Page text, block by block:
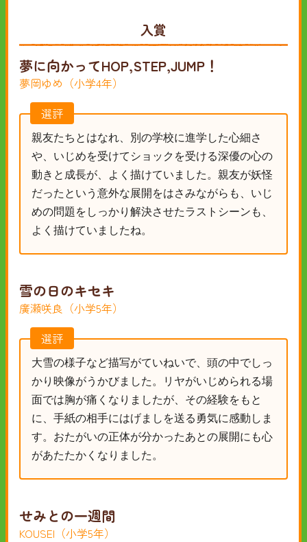
入賞
夢に向かってHOP,STEP,JUMP！
夢岡ゆめ（小学4年）
選評
親友たちとはなれ、別の学校に進学した心細さ
や、いじめを受けてショックを受ける深優の心の
動きと成長が、よく描けていました。親友が妖怪
だったという意外な展開をはさみながらも、いじ
めの問題をしっかり解決させたラストシーンも、
よく描けていましたね。
雪の日のキセキ
廣瀬咲良（小学5年）
選評
大雪の様子など描写がていねいで、頭の中でしっ
かり映像がうかびました。リヤがいじめられる場
面では胸が痛くなりましたが、その経験をもと
に、手紙の相手にはげましを送る勇気に感動しま
す。おたがいの正体が分かったあとの展開にも心
があたたかくなりました。
せみとの一週間
KOUSEI（小学5年）